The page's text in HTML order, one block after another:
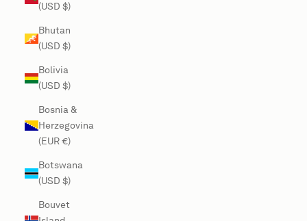
(USD $)
Bhutan
(USD $)
Bolivia
(USD $)
Bosnia &
Herzegovina
(EUR €)
Botswana
(USD $)
Bouvet